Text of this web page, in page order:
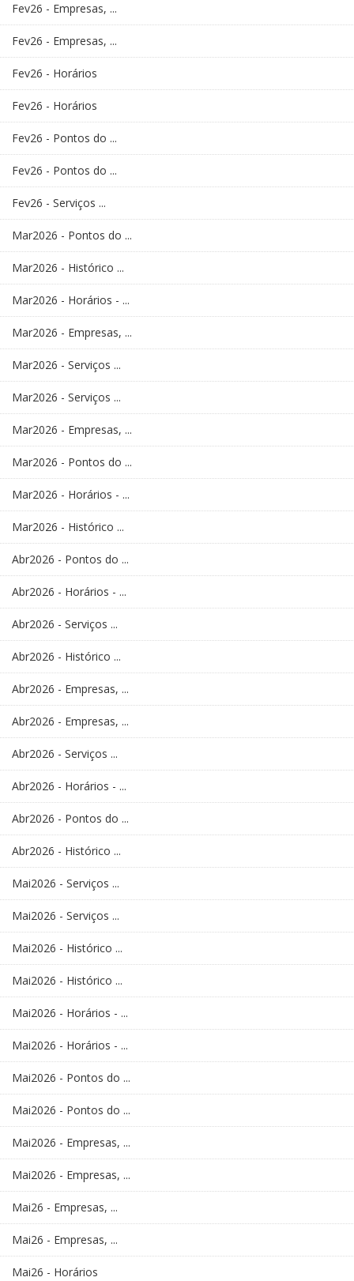
Fev26 - Empresas, ...
Fev26 - Empresas, ...
Fev26 - Horários
Fev26 - Horários
Fev26 - Pontos do ...
Fev26 - Pontos do ...
Fev26 - Serviços ...
Mar2026 - Pontos do ...
Mar2026 - Histórico ...
Mar2026 - Horários - ...
Mar2026 - Empresas, ...
Mar2026 - Serviços ...
Mar2026 - Serviços ...
Mar2026 - Empresas, ...
Mar2026 - Pontos do ...
Mar2026 - Horários - ...
Mar2026 - Histórico ...
Abr2026 - Pontos do ...
Abr2026 - Horários - ...
Abr2026 - Serviços ...
Abr2026 - Histórico ...
Abr2026 - Empresas, ...
Abr2026 - Empresas, ...
Abr2026 - Serviços ...
Abr2026 - Horários - ...
Abr2026 - Pontos do ...
Abr2026 - Histórico ...
Mai2026 - Serviços ...
Mai2026 - Serviços ...
Mai2026 - Histórico ...
Mai2026 - Histórico ...
Mai2026 - Horários - ...
Mai2026 - Horários - ...
Mai2026 - Pontos do ...
Mai2026 - Pontos do ...
Mai2026 - Empresas, ...
Mai2026 - Empresas, ...
Mai26 - Empresas, ...
Mai26 - Empresas, ...
Mai26 - Horários